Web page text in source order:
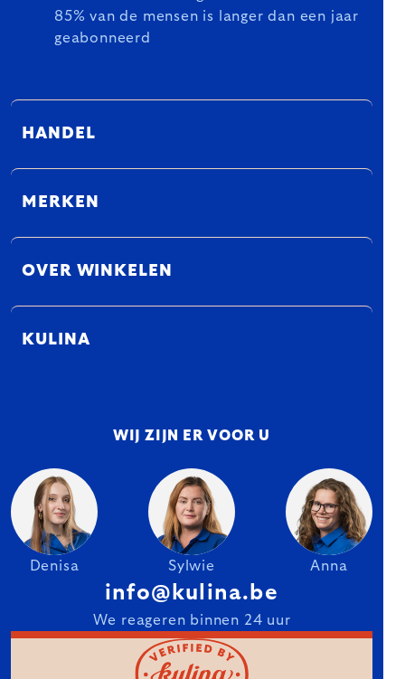
85% van de mensen is langer dan een jaar
geabonneerd
HANDEL
MERKEN
OVER WINKELEN
KULINA
WIJ ZIJN ER VOOR U
Denisa Sylwie Anna
info@kulina.be
We reageren binnen 24 uur